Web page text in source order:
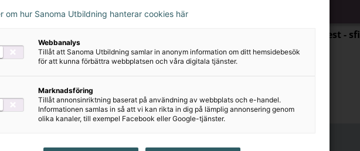
kurs C
155 kr
kurs C
Lärarmaterial (pdf)
Träna till test - sfi
kurs D
om hur Sanoma Utbildning hanterar cookies här
Webbanalys
Tillåt att Sanoma Utbildning samlar in anonym information om ditt hemsidebesök
för att kunna förbättra webbplatsen och våra digitala tjänster.
Marknadsföring
Tillåt annonsinriktning baserat på användning av webbplats och e-handel.
Informationen samlas in så att vi kan rikta in dig på lämplig annonsering genom
olika kanaler, till exempel Facebook eller Google-tjänster.